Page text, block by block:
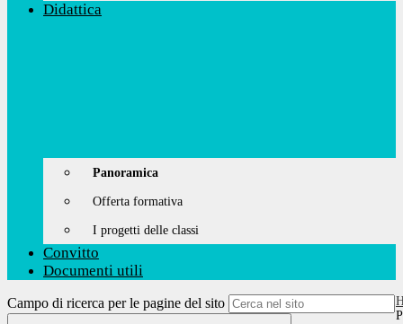
Didattica
Panoramica
Offerta formativa
I progetti delle classi
Convitto
Documenti utili
Campo di ricerca per le pagine del sito